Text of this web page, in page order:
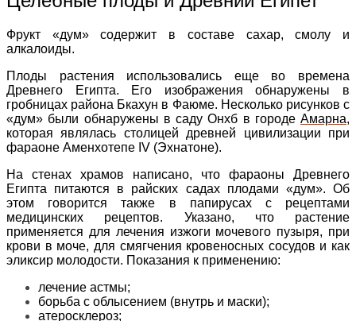
Фрукт «дум» содержит в составе сахар, смолу и
алкалоиды.
Плоды растения использовались еще во времена
Древнего Египта. Его изображения обнаружены в
гробницах района Бкахун в Фаюме. Несколько рисунков с
«дум» были обнаружены в саду Онхб в городе Амарна,
которая являлась столицей древней цивилизации при
фараоне Аменхотепе IV (Эхнатоне).
На стенах храмов написано, что фараоны Древнего
Египта питаются в райских садах плодами «дум». Об
этом говорится также в папирусах с рецептами
медицинских рецептов. Указано, что растение
применяется для лечения изжоги мочевого пузыря, при
крови в моче, для смягчения кровеносных сосудов и как
эликсир молодости. Показания к применению:
лечение астмы;
борьба с облысением (внутрь и маски);
атеросклероз;